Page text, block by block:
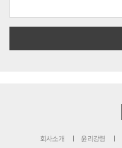
회사소개 윤리강령